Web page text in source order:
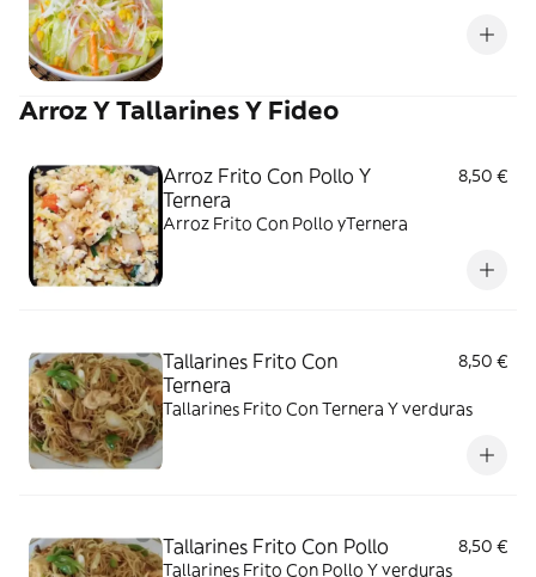
Arroz Y Tallarines Y Fideo
Arroz Frito Con Pollo Y
Ternera
8,50 €
Arroz Frito Con Pollo yTernera
Tallarines Frito Con
Ternera
8,50 €
Tallarines Frito Con Ternera Y verduras
Tallarines Frito Con Pollo
8,50 €
Tallarines Frito Con Pollo Y verduras